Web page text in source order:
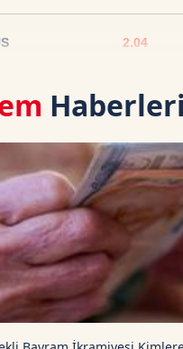
2.04
1.0364
1.0007
1.0003
0.3272
0.204
Haberleri